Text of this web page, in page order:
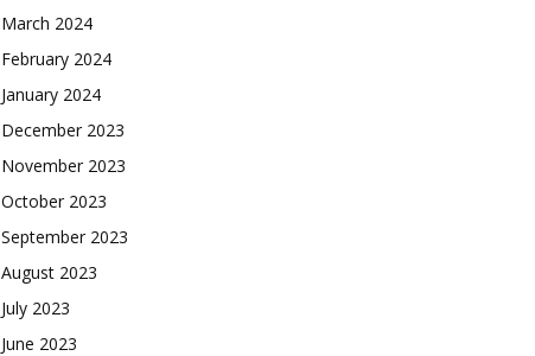
March 2024
February 2024
January 2024
December 2023
November 2023
October 2023
September 2023
August 2023
July 2023
June 2023